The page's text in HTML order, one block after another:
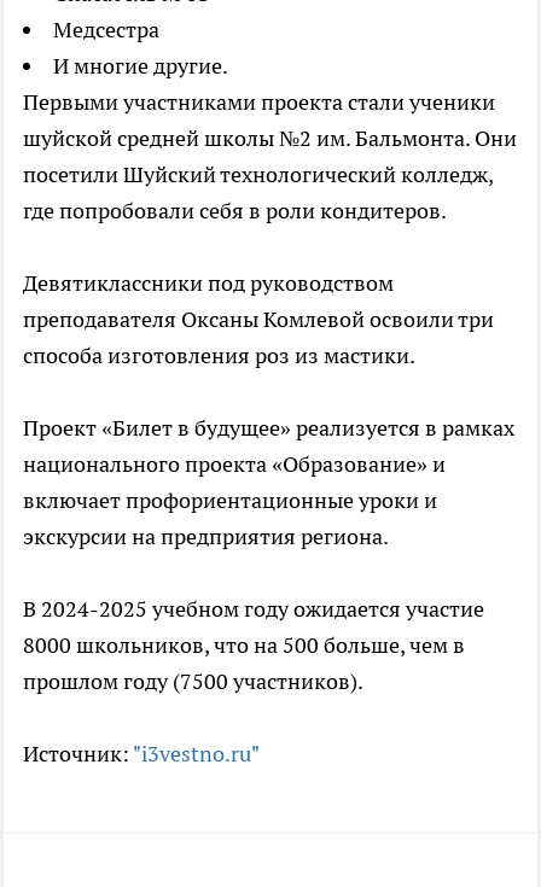
Медсестра
И многие другие.
Первыми участниками проекта стали ученики
шуйской средней школы №2 им. Бальмонта. Они
посетили Шуйский технологический колледж,
где попробовали себя в роли кондитеров.
Девятиклассники под руководством
преподавателя Оксаны Комлевой освоили три
способа изготовления роз из мастики.
Проект «Билет в будущее» реализуется в рамках
национального проекта «Образование» и
включает профориентационные уроки и
экскурсии на предприятия региона.
В 2024-2025 учебном году ожидается участие
8000 школьников, что на 500 больше, чем в
прошлом году (7500 участников).
Источник: "i3vestno.ru"